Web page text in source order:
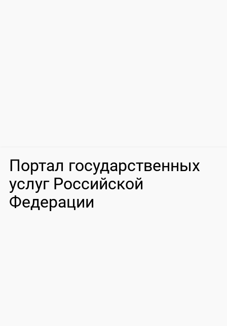
Портал государственных
услуг Российской
Федерации